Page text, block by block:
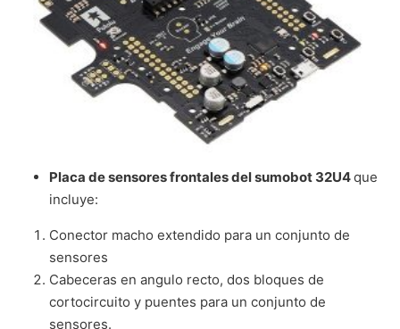
Placa de sensores frontales del sumobot 32U4que
incluye:
Conector macho extendido para un conjunto de
sensores
Cabeceras en angulo recto, dos bloques de
cortocircuito y puentes para un conjunto de
sensores.